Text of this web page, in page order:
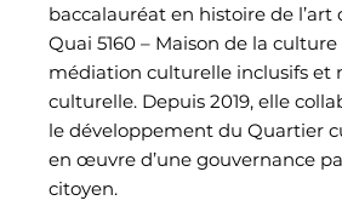
baccalauréat en histoire de
Quai 5160 – Maison de la
médiation culturelle inclusifs et
culturelle. Depuis 2019, elle
le développement du Quartier
en œuvre d’une gouvernance
citoyen.